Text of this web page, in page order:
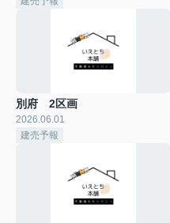
別府 2区画
2026.06.01
建売予報